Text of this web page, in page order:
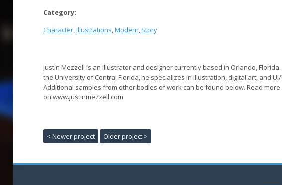
Category:
Character,Illustrations,Modern, Story
Justin Mezzell is an illustrator and designer currently based in Orlando,
the University of Central Florida, he specializes in illustration, digital art, and UI/
Additional samples from other bodies of work can be found below. Read more
on www.justinmezzell.com
< Newer project Older project >